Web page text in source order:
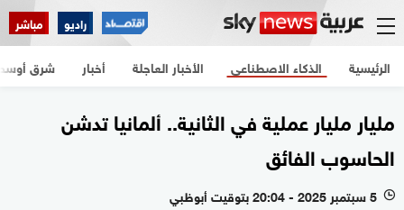
راديو مباشر
الرئيسية الأخبار العاجلة أخبار شرق الذكاء الاصطناعي
مليار مليار عملية في الثانية.. ألمانيا تدشن
الحاسوب الفائق
l 5 سبتمبر 2025 - 20:04 بتوقيت أبوظبي